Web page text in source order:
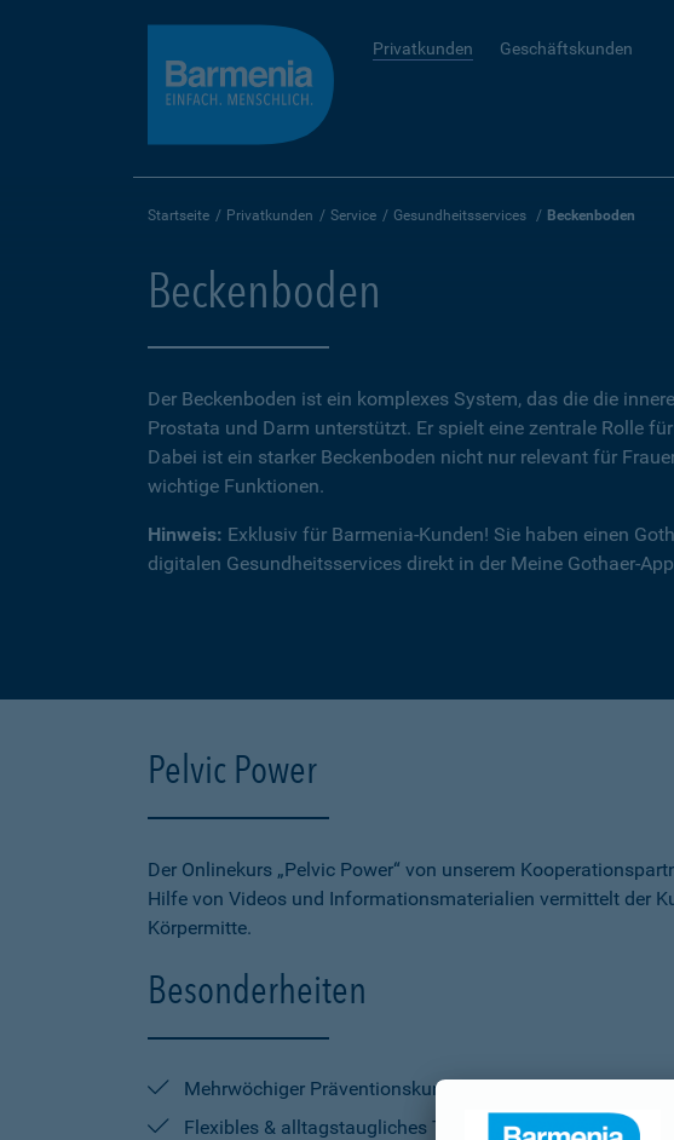
Privatkunden Geschäftskunden
Startseite Privatkunden Service Gesundheitsservices Beckenboden
Beckenboden
Der Beckenboden ist ein komplexes System, das die die
Prostata und Darm unterstützt. Er spielt eine zentrale Rolle
Dabei ist ein starker Beckenboden nicht nur relevant für
wichtige Funktionen.
Hinweis: Exklusiv für Barmenia-Kunden! Sie haben einen
digitalen Gesundheitsservices direkt in der Meine Gothaer-
Pelvic Power
Der Onlinekurs „Pelvic Power“ von unserem
Hilfe von Videos und Informationsmaterialien vermittelt der
Körpermitte.
Besonderheiten
Mehrwöchiger Präventionskurs mit strukturierten
Flexibles & alltagstaugliches Training, dass bequem